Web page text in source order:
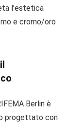
l’estetica
e cromo/oro
Berlin è
progettato con